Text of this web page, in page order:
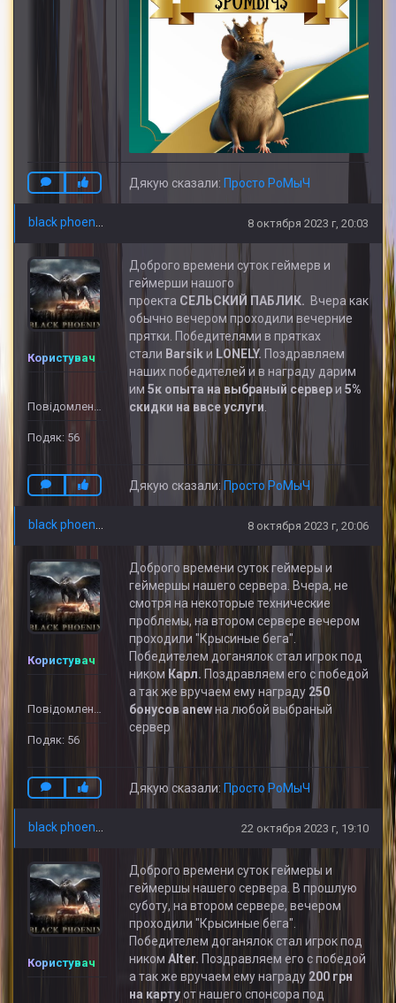
Дякую сказали: Просто РоМыЧ
8 октября 2023 г, 20:03
Користувач
Подяк: 56
Доброго времени суток геймерв и
геймерши нашого
проекта СЕЛЬСКИЙ ПАБЛИК. Вчера как
обычно вечером проходили вечерние
прятки. Победителями в прятках
стали Barsikи LONELY. Поздравляем
наших победителей и в награду дарим
им 5к опыта на выбраный сервери 5%
скидки на ввсе услуги
Дякую сказали: Просто РоМыЧ
8 октября 2023 г, 20:06
Користувач
Подяк: 56
Доброго времени суток геймеры и
геймершы нашего сервера. Вчера, не
смотря на некоторые технические
проблемы, на втором сервере вечером
проходили "Крысиные бега".
Победителем доганялок стал игрок под
ником Карл. Поздравляем его с победой
а так же вручаем ему награду 250
бонусовanewна любой выбраный
сервер
Дякую сказали: Просто РоМыЧ
22 октября 2023 г, 19:10
Користувач
Доброго времени суток геймеры и
геймершы нашего сервера. В прошлую
суботу, на втором сервере, вечером
проходили "Крысиные бега".
Победителем доганялок стал игрок под
ником Alter. Поздравляем его с победой
а так же вручаем ему награду 200 грн
на картуот нашего спонсора под